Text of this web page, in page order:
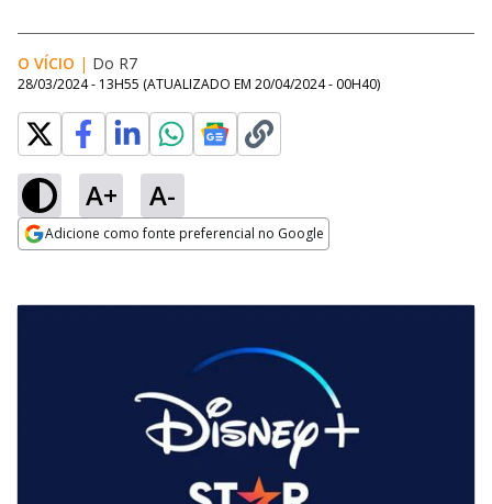
O VÍCIO | Do R7
28/03/2024 - 13H55 (ATUALIZADO EM 20/04/2024 - 00H40)
A+ A-
Adicione como fonte preferencial no Google